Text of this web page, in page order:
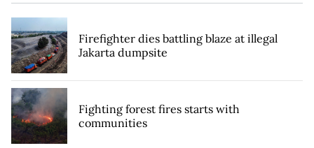
Firefighter dies battling blaze at illegal
Jakarta dumpsite
Fighting forest fires starts with
communities